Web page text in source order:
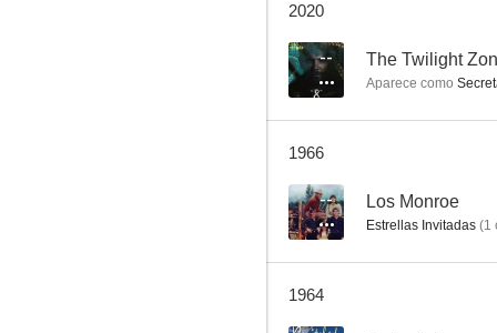
El cantar de los cantares
--
2020
-- The Twilight
Aparece como
1966
-- Los Monroe
Estrellas Invitadas (1
1964